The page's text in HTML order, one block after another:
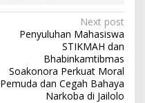
Next post
Penyuluhan Mahasiswa
STIKMAH dan
Bhabinkamtibmas
Soakonora Perkuat Moral
Pemuda dan Cegah Bahaya
Narkoba di Jailolo